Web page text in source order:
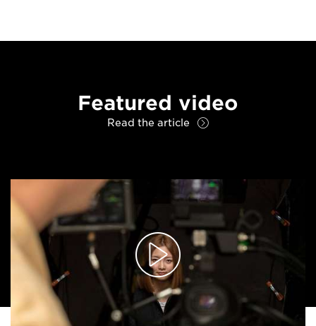
Featured video
Read the article